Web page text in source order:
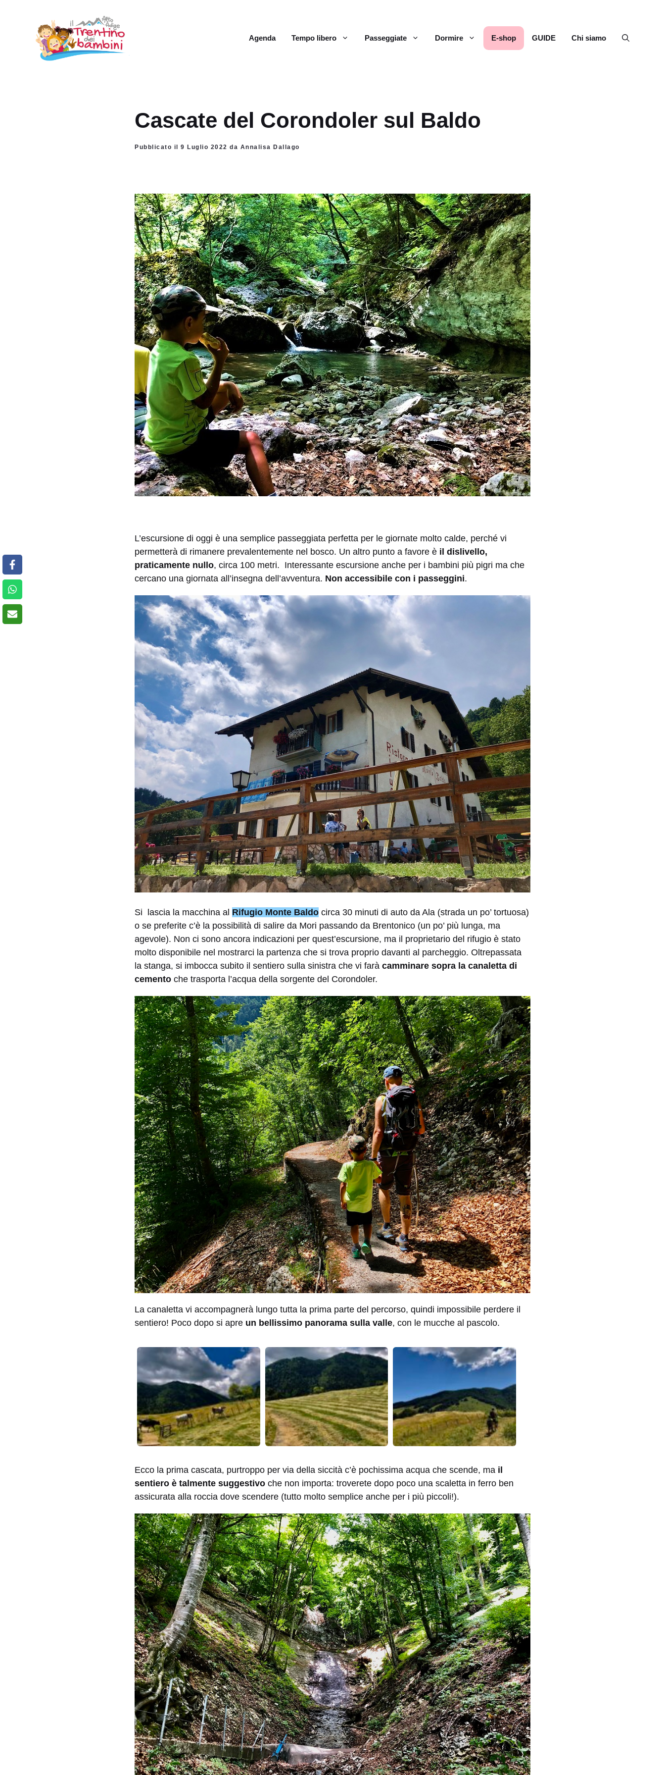
contenuto
Agenda Tempo libero Passeggiate Dormire E-shop GUIDE Chi siamo
Cascate del Corondoler sul Baldo
Pubblicato il 9 Luglio 2022 da Annalisa Dallago
L’escursione di oggi è una semplice passeggiata perfetta per le giornate molto calde, perché vi
permetterà di rimanere prevalentemente nel bosco. Un altro punto a favore è il dislivello,
praticamente nullo, circa 100 metri. Interessante escursione anche per i bambini più pigri ma che
cercano una giornata all’insegna dell’avventura. Non accessibile con i passeggini.
Si lascia la macchina al Rifugio Monte Baldo circa 30 minuti di auto da Ala (strada un po’ tortuosa)
o se preferite c’è la possibilità di salire da Mori passando da Brentonico (un po’ più lunga, ma
agevole). Non ci sono ancora indicazioni per quest’escursione, ma il proprietario del rifugio è stato
molto disponibile nel mostrarci la partenza che si trova proprio davanti al parcheggio. Oltrepassata
la stanga, si imbocca subito il sentiero sulla sinistra che vi farà camminare sopra la canaletta di
cemento che trasporta l’acqua della sorgente del Corondoler.
La canaletta vi accompagnerà lungo tutta la prima parte del percorso, quindi impossibile perdere il
sentiero! Poco dopo si apre un bellissimo panorama sulla valle, con le mucche al pascolo.
Ecco la prima cascata, purtroppo per via della siccità c’è pochissima acqua che scende, ma il
sentiero è talmente suggestivo che non importa: troverete dopo poco una scaletta in ferro ben
assicurata alla roccia dove scendere (tutto molto semplice anche per i più piccoli!).